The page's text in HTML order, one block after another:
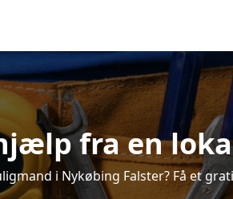
fra en
i Nykøbing Falster? Få et